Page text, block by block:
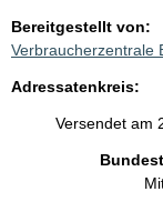
Bereitgestellt von:
Verbraucherzentrale
Adressatenkreis:
Versendet am